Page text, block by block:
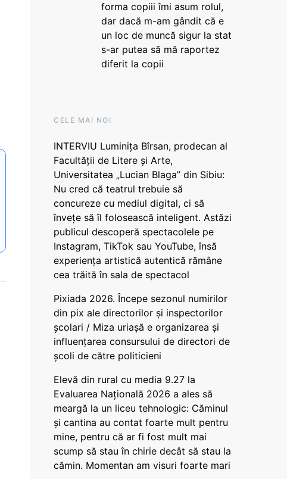
forma copiii îmi asum rolul,
dar dacă m-am gândit că e
un loc de muncă sigur la stat
s-ar putea să mă raportez
diferit la copii
CELE MAI NOI
INTERVIU Luminița Bîrsan, prodecan al
Facultății de Litere și Arte,
Universitatea „Lucian Blaga” din Sibiu:
Nu cred că teatrul trebuie să
concureze cu mediul digital, ci să
învețe să îl folosească inteligent. Astăzi
publicul descoperă spectacolele pe
Instagram, TikTok sau YouTube, însă
experiența artistică autentică rămâne
cea trăită în sala de spectacol
Pixiada 2026. Începe sezonul numirilor
din pix ale directorilor și inspectorilor
școlari / Miza uriașă e organizarea și
influențarea consursului de directori de
școli de către politicieni
Elevă din rural cu media 9.27 la
Evaluarea Națională 2026 a ales să
meargă la un liceu tehnologic: Căminul
și cantina au contat foarte mult pentru
mine, pentru că ar fi fost mult mai
scump să stau în chirie decât să stau la
cămin. Momentan am visuri foarte mari